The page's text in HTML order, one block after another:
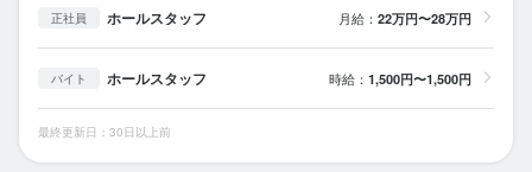
正社員 ホールスタッフ 月給： 22万円〜28万円
バイト ホールスタッフ 時給： 1,500円〜1,500円
最終更新日：30日以上前